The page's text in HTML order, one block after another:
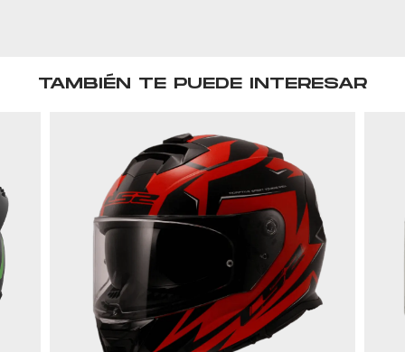
TAMBIÉN TE PUEDE INTERESAR